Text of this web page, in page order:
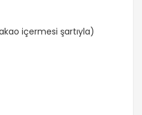
içermesi şartıyla)